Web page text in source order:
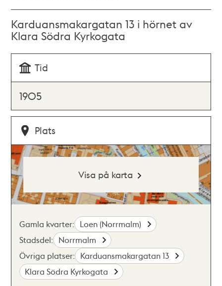
Karduansmakargatan 13 i hörnet av
Klara Södra Kyrkogata
Tid
1905
Plats
Visa på karta
Gamla kvarter: Loen (Norrmalm)
Stadsdel: Norrmalm
Övriga platser: Karduansmakargatan 13
Klara Södra Kyrkogata